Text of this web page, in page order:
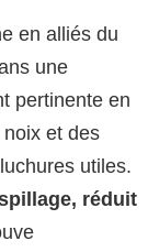
en alliés du
une
pertinente en
et des
utiles.
réduit